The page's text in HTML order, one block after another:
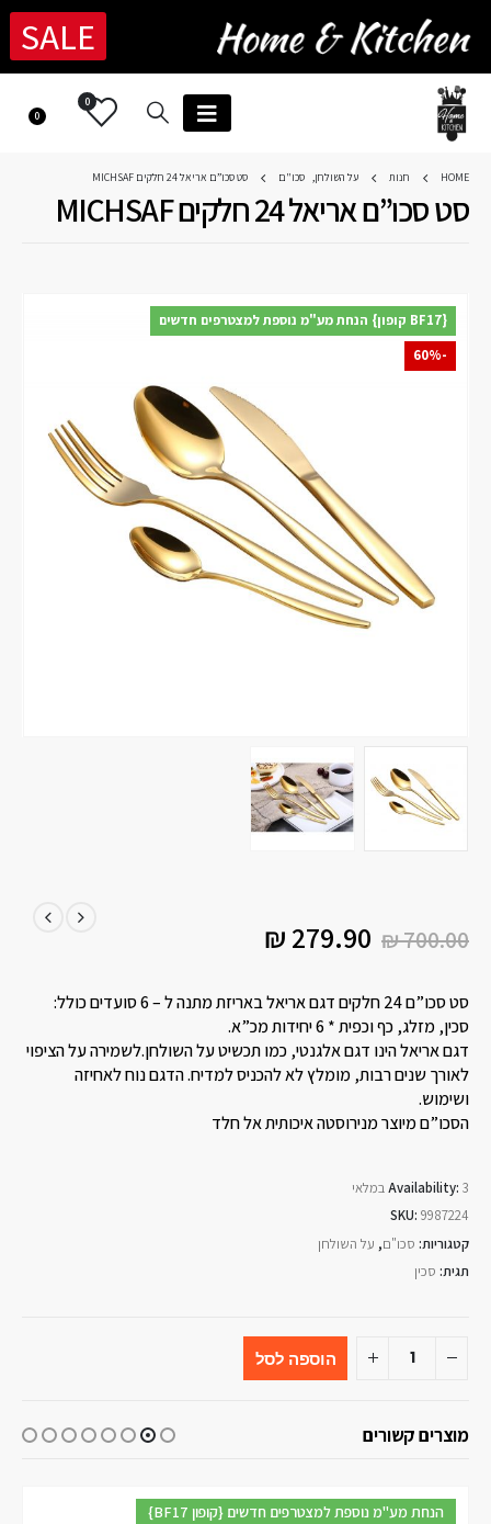
SALE
0
0
HOME חנות על השולחן, סכו"ם סט סכו”ם אריאל 24 חלקים MICHSAF
סט סכו”ם אריאל 24 חלקים MICHSAF
₪700.00
₪ 279.90
סט סכו”ם 24 חלקים דגם אריאל באריזת מתנה ל – 6 סועדים כולל:
סכין, מזלג, כף וכפית * 6 יחידות מכ”א.
דגם אריאל הינו דגם אלגנטי, כמו תכשיט על השולחן.לשמירה על הציפוי
לאורך שנים רבות, מומלץ לא להכניס למדיח. הדגם נוח לאחיזה
ושימוש.
הסכו”ם מיוצר מנירוסטה איכותית אל חלד
Availability: 3 במלאי
SKU: 9987224
קטגוריות: סכו"ם, על השולחן
תגית: סכין
הוספה לסל
{BF17 קופון} הנחת מע"מ נוספת למצטרפים חדשים
-60%
מוצרים קשורים
{BF17 קופון} הנחת מע"מ נוספת למצטרפים חדשים